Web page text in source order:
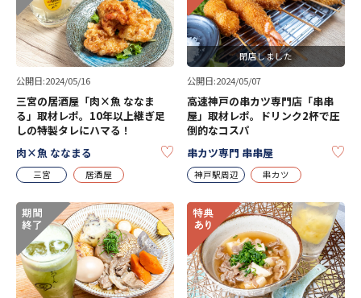
公開日:2024/05/16
三宮の居酒屋「肉×魚 ななま
る」取材レポ。10年以上継ぎ足
しの特製タレにハマる！
肉×魚 ななまる
KEEP
三宮 居酒屋
閉店しました
公開日:2024/05/07
高速神戸の串カツ専門店「串串
屋」取材レポ。ドリンク2杯で圧
倒的なコスパ
串カツ専門 串串屋
神戸駅周辺 串カツ